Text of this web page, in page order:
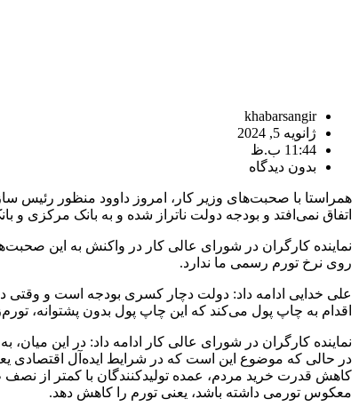
khabarsangir
ژانویه 5, 2024
11:44 ب.ظ
بدون دیدگاه
اتفاق نمی‌افتد و بودجه دولت ناتراز شده و به بانک مرکزی
نماینده کارگران در شورای عالی کار در واکنش به این
روی نرخ تورم رسمی ما ندارد.
علی خدایی ادامه داد: دولت دچار کسری بودجه‌ است و وقتی
اقدام به چاپ پول می‌کند که این چاپ پول بدون پشتوانه،
نماینده کارگران در شورای عالی کار ادامه داد: در این
در حالی که موضوع این است که در شرایط ایده‌آل اقتصادی
کاهش قدرت خرید مردم، عمده تولیدکنندگان با کمتر از نصف
معکوس تورمی داشته باشد، یعنی تورم را کاهش دهد.